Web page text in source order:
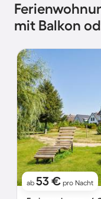
mit Balkon
ab 53 € pro Nacht